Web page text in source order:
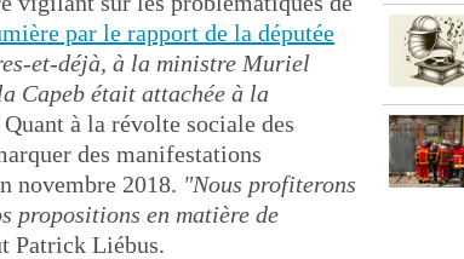
par le rapport de la députée
et-déjà, à la ministre Muriel
Capeb était attachée à la
Quant à la révolte sociale des
des manifestations
novembre 2018. "Nous profiterons
propositions en matière de
Patrick Liébus.